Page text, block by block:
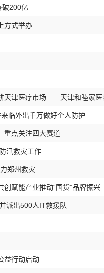
破200亿
方式举办
天津医疗市场——天津和睦家医
临外出千万做好个人防护
重点关注四大赛道
汛救灾工作
郑州救灾
赋能产业推动“国货”品牌振兴
派出500人IT救援队
益行动启动